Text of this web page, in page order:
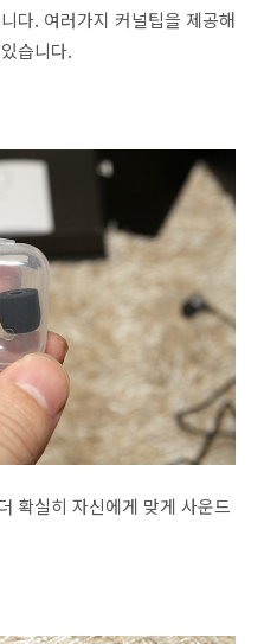
다. 여러가지 커널팁을 제공해
습니다.
확실히 자신에게 맞게 사운드